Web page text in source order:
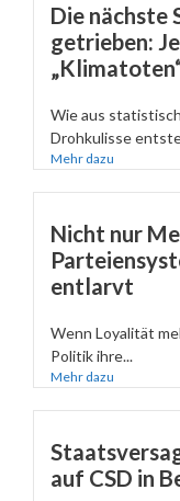
Die nächste
getrieben:
Wie aus
Drohkulisse
Mehr dazu
Nicht nur
entlarvt
Wenn Loyalität
Politik ihre...
Mehr dazu
auf CSD in